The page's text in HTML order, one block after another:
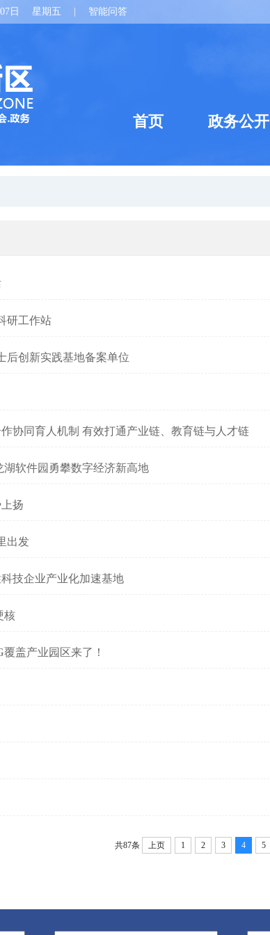
日 星期五 智能问答
首页 政务公开
研工作站
后创新实践基地备案单位
协同育人机制 有效打通产业链、教育链与人才链
软件园勇攀数字经济新高地
扬
出发
技企业产业化加速基地
核
盖产业园区来了！
共87条 上页 1 2 3 4 5